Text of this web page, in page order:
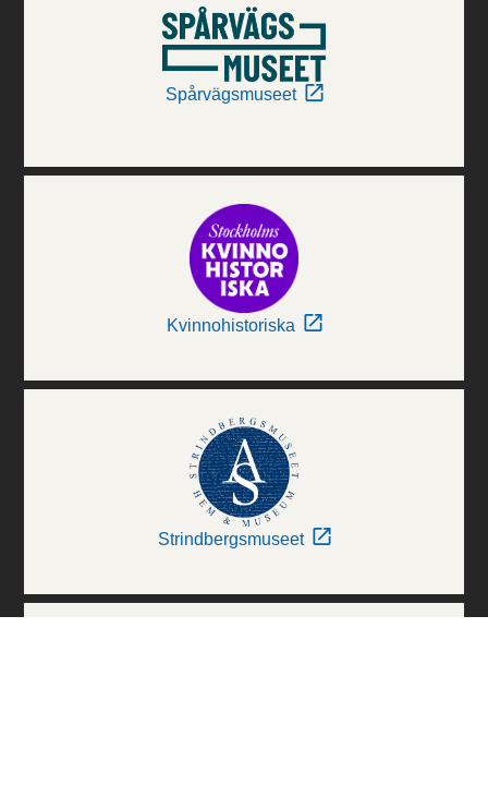
Spårvägsmuseet
Kvinnohistoriska
Strindbergsmuseet